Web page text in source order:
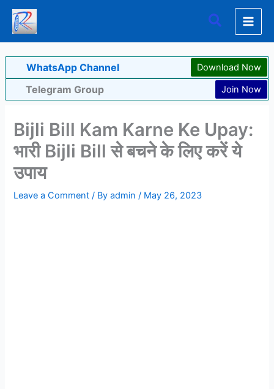
Skip
content
Search
WhatsApp Channel Download Now
Telegram Group Join Now
Bijli Bill Kam Karne Ke Upay:
भारी Bijli Bill से बचने के लिए करें ये
उपाय
Leave a Comment / Byadmin/ May 26, 2023